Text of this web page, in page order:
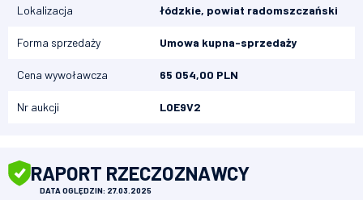
Lokalizacja łódzkie, powiat radomszczański
Forma sprzedaży Umowa kupna-sprzedaży
Cena wywoławcza 65 054,00 PLN
Nr aukcji LOE9V2
RAPORT RZECZOZNAWCY
DATA OGLĘDZIN: 27.03.2025